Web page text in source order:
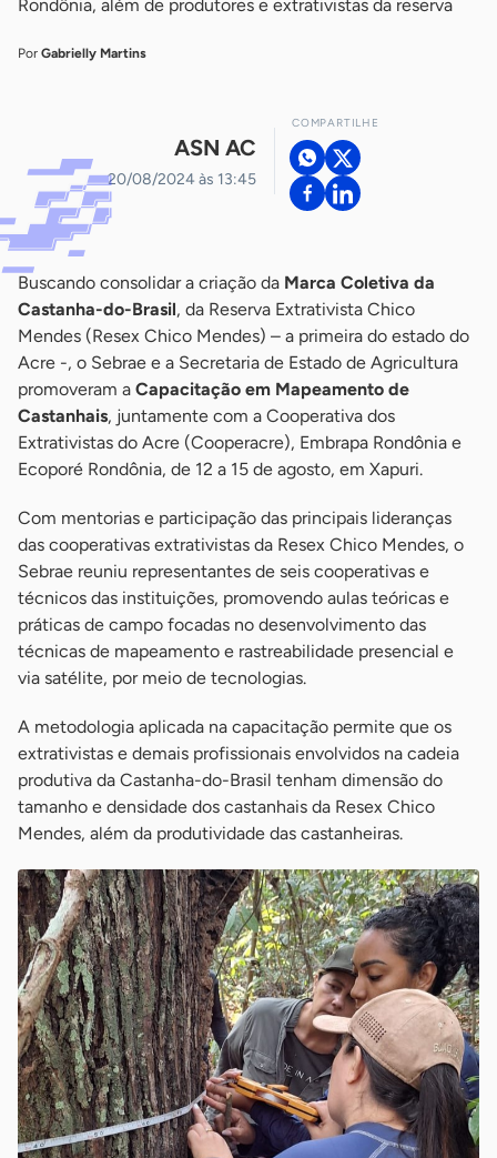
Rondônia, além de produtores e extrativistas da reserva
Por Gabrielly Martins
ASN AC
20/08/2024 às 13:45
COMPARTILHE
Buscando consolidar a criação da Marca Coletiva da
Castanha-do-Brasil, da Reserva Extrativista Chico
Mendes (Resex Chico Mendes) – a primeira do estado do
Acre -, o Sebrae e a Secretaria de Estado de Agricultura
promoveram a Capacitação em Mapeamento de
Castanhais, juntamente com a Cooperativa dos
Extrativistas do Acre (Cooperacre), Embrapa Rondônia e
Ecoporé Rondônia, de 12 a 15 de agosto, em Xapuri.
Com mentorias e participação das principais lideranças
das cooperativas extrativistas da Resex Chico Mendes, o
Sebrae reuniu representantes de seis cooperativas e
técnicos das instituições, promovendo aulas teóricas e
práticas de campo focadas no desenvolvimento das
técnicas de mapeamento e rastreabilidade presencial e
via satélite, por meio de tecnologias.
A metodologia aplicada na capacitação permite que os
extrativistas e demais profissionais envolvidos na cadeia
produtiva da Castanha-do-Brasil tenham dimensão do
tamanho e densidade dos castanhais da Resex Chico
Mendes, além da produtividade das castanheiras.